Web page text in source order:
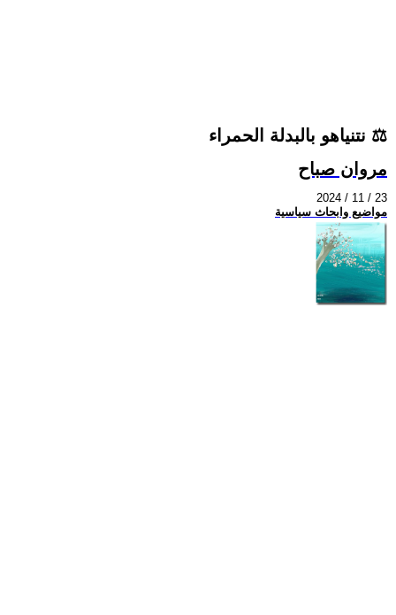
نتنياهو بالبدلة الحمراء ⚖
مروان صباح
2024 / 11 / 23
مواضيع وابحاث سياسية